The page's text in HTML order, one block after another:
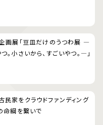
画展「豆皿だけのうつわ展 ―
。小さいから、すごいやつ。―」
民家をクラウドファンディング
命綱を繋いで